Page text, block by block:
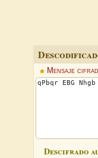
Mensaje
Descifrado